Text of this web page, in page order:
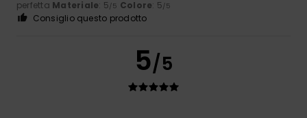
perfetta Materiale: 5/5 Colore: 5/5
Consiglio questo prodotto
5/5